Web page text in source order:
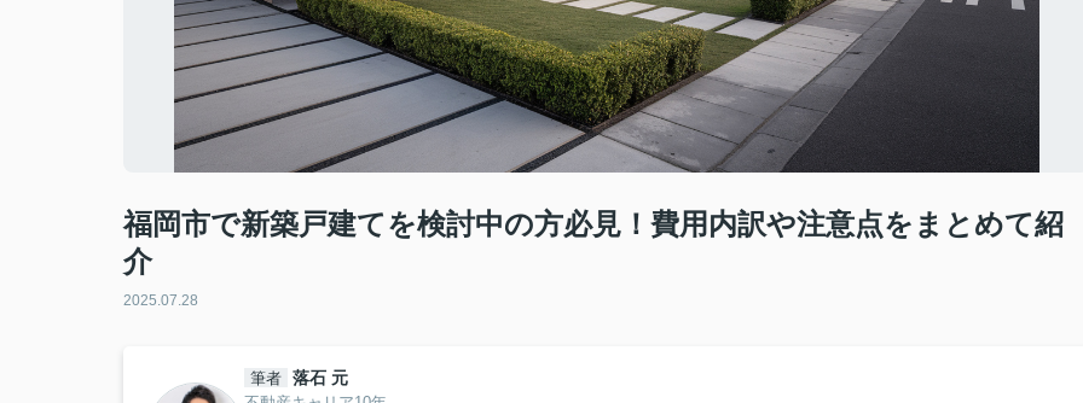
福岡市で新築戸建てを検討中の方必見！費用内訳や注意点をまとめて紹
介
2025.07.28
筆者 落石 元